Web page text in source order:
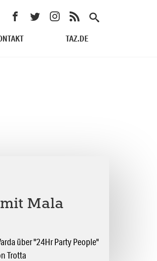
TAZ.DE
Mala
über "24Hr Party People"
Trotta